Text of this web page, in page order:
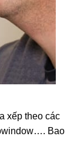
xếp theo các
Bao